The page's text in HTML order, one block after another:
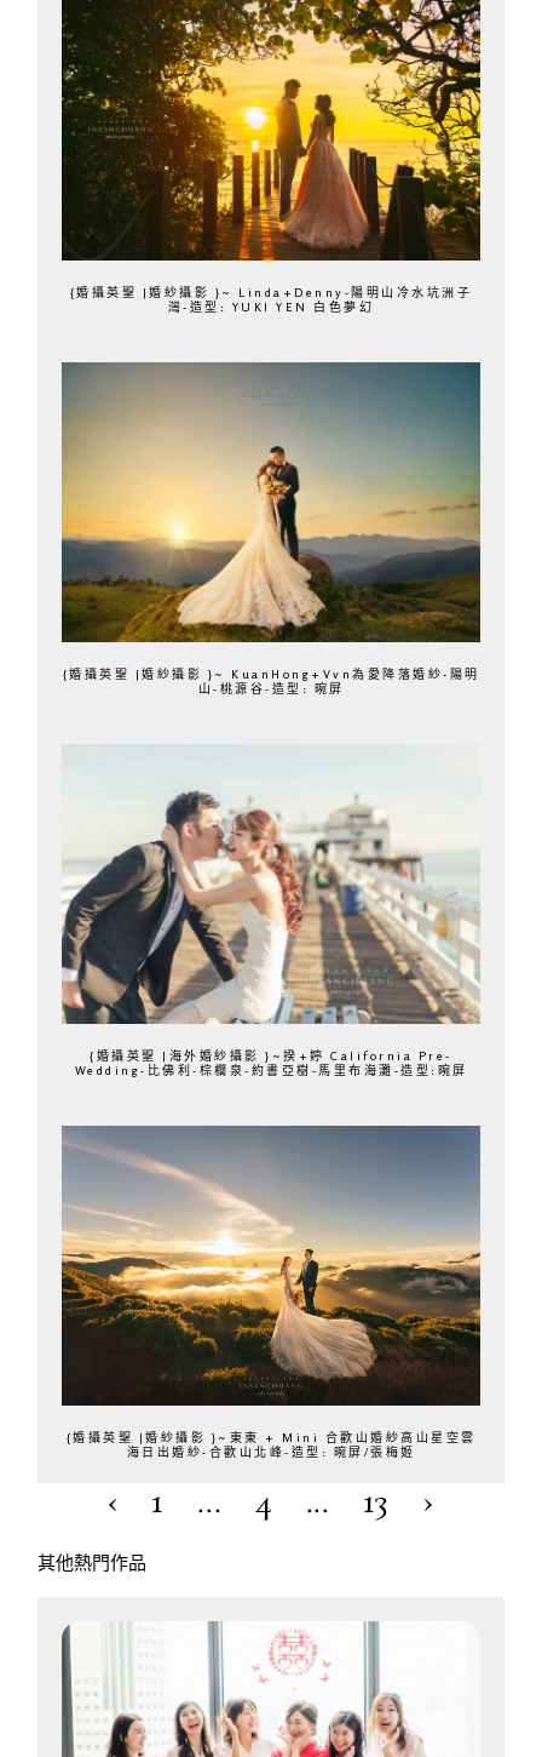
{婚攝英聖 |婚紗攝影 }~ Linda+Denny-陽明山冷水坑洲子
灣-造型: YUKI YEN 白色夢幻
{婚攝英聖 |婚紗攝影 }~ KuanHong+Vvn為愛降落婚紗-陽明
山-桃源谷-造型: 晼屏
{婚攝英聖 |海外婚紗攝影 }~揆+婷 California Pre-
Wedding-比佛利-棕櫚泉-約書亞樹-馬里布海灘-造型:晼屏
{婚攝英聖 |婚紗攝影 }~東東 + Mini 合歡山婚紗高山星空雲
海日出婚紗-合歡山北峰-造型: 晼屏/張梅姬
‹ 1 ... 4 ... 13 ›
其他熱門作品